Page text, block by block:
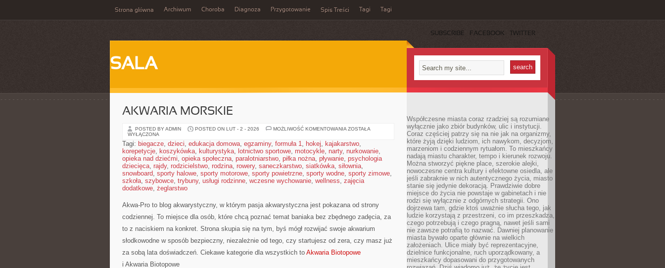
Strona główna Archiwum Choroba Diagnoza Przygotowanie Spis Treści Tagi Tagi
SUBSCRIBE FACEBOOK TWITTER
SALA
AKWARIA MORSKIE
POSTED BY ADMIN POSTED ON LUT - 2 - 2026 MOŻLIWOŚĆ KOMENTOWANIA AKWARIA
ZOSTAŁA
WYŁĄCZONA
Tagi: biegacze, dzieci, edukacja domowa, egzaminy, formuła 1, hokej, kajakarstwo,
korepetycje, koszykówka, kulturystyka, lotnictwo sportowe, motocykle, narty, nurkowanie,
opieka nad dziećmi, opieka społeczna, paralotniarstwo, piłka nożna, pływanie, psychologia
dziecięca, rajdy, rodzicielstwo, rodzina, rowery, saneczkarstwo, siatkówka, siłownia,
snowboard, sporty halowe, sporty motorowe, sporty powietrzne, sporty wodne, sporty zimowe,
szkoła, szybowce, trybuny, usługi rodzinne, wczesne wychowanie, wellness, zajęcia
dodatkowe, żeglarstwo
Akwa-Pro to blog akwarystyczny, w którym pasja akwarystyczna jest pokazana od strony
codziennej. To miejsce dla osób, które chcą poznać temat baniaka bez zbędnego zadęcia, za
to z naciskiem na konkret. Strona skupia się na tym, byś mógł rozwijać swoje akwarium
słodkowodne w sposób bezpieczny, niezależnie od tego, czy startujesz od zera, czy masz już
za sobą lata doświadczeń. Ciekawe kategorie dla wszystkich to Akwaria Biotopowe
i Akwaria Biotopowe
Współczesne miasta coraz rzadziej są rozumiane
wyłącznie jako zbiór budynków, ulic i instytucji.
Coraz częściej patrzy się na nie jak na organizmy,
które żyją dzięki ludziom, ich nawykom, decyzjom,
marzeniom i codziennym rytuałom. To mieszkańcy
nadają miastu charakter, tempo i kierunek rozwoju.
Można stworzyć piękne place, szerokie alejki,
nowoczesne centra kultury i efektowne osiedla, ale
jeśli zabraknie w nich autentycznego życia, miasto
stanie się jedynie dekoracją. Prawdziwie dobre
miejsce do życia nie powstaje w gabinetach i nie
rodzi się wyłącznie z odgórnych strategii. Ono
dojrzewa tam, gdzie ktoś uważnie słucha tego, jak
ludzie korzystają z przestrzeni, co im przeszkadza,
czego potrzebują i czego pragną, nawet jeśli sami
nie zawsze potrafią to nazwać. Dawniej planowanie
miasta bywało oparte głównie na wielkich
założeniach. Ulice miały być reprezentacyjne,
dzielnice funkcjonalne, ruch uporządkowany, a
mieszkańcy dopasowani do przygotowanych